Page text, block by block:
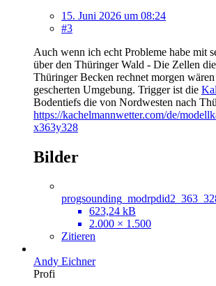
15. Juni 2026 um 08:24
#3
Auch wenn ich echt Probleme habe mit
über den Thüringer Wald - Die Zellen
Thüringer Becken rechnet morgen
gescherten Umgebung. Trigger ist die
Bodentiefs die von Nordwesten nach
https://kachelmannwetter.com/de/
x363y328
Bilder
623,24 kB
2.000 × 1.500
Zitieren
Andy Eichner
Profi